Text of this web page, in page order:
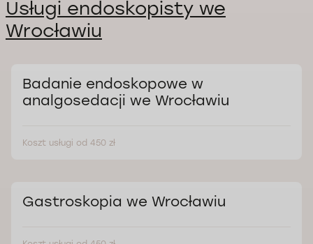
Usługi endoskopisty we
Wrocławiu
Badanie endoskopowe w
analgosedacji we Wrocławiu
Koszt usługi od 450 zł
Gastroskopia we Wrocławiu